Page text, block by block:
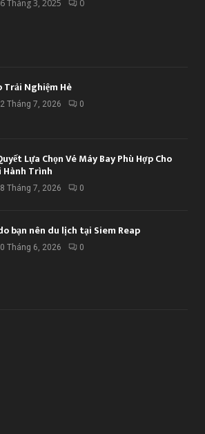
Tháng 3, 2025 0
Trải Nghiệm Hè
Tháng 7, 2026 0
Lựa Chọn Vé Máy Bay Phù Hợp Cho
Hành Trình
Tháng 7, 2026 0
bạn nên du lịch tại Siem Reap
Tháng 6, 2026 0